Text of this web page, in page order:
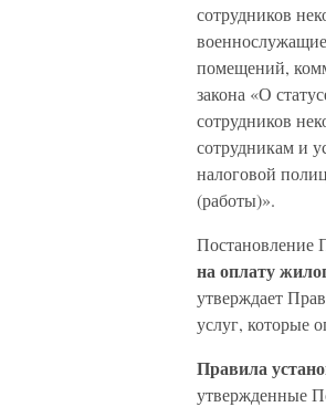
сотрудников
помещений,
закона «О
сотрудников
сотрудникам и
налоговой
(работы)».
Постановление
на оплату
утверждает
услуг, которые
Правила
утвержденные